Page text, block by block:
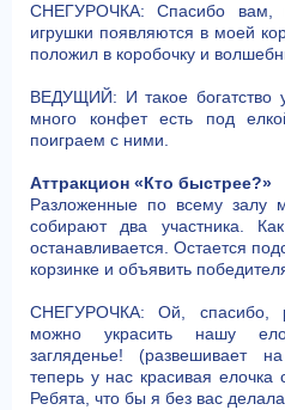
СНЕГУРОЧКА: Спасибо вам,
игрушки появляются в моей
положил в коробочку и
ВЕДУЩИЙ: И такое богатство
много конфет есть под
поиграем с ними.
Аттракцион «Кто быстрее?»
Разложенные по всему залу
собирают два участника.
останавливается. Остается
корзинке и объявить
СНЕГУРОЧКА: Ой, спасибо,
можно украсить нашу
загляденье! (развешивает
теперь у нас красивая
Ребята, что бы я без вас